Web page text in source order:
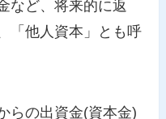
など、将来的に返
「他人資本」とも呼
らの出資金(資本金)